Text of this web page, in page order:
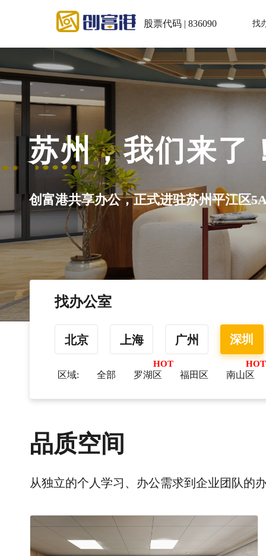
股票代码 | 836090 找
找办公室
北京 上海 广州 深圳
区域: 全部 罗湖区 福田区 南山区
品质空间
从独立的个人学习、办公需求到企业团队的